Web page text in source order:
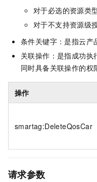
对于必选的资源类
对于不支持资源级
条件关键字：是指云产
关联操作：是指成功执
同时具备关联操作的权
操作
smartag:DeleteQosCar
请求参数